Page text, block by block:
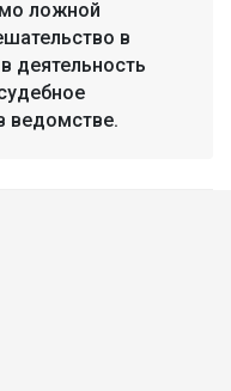
ложной
в
деятельность
ведомстве.